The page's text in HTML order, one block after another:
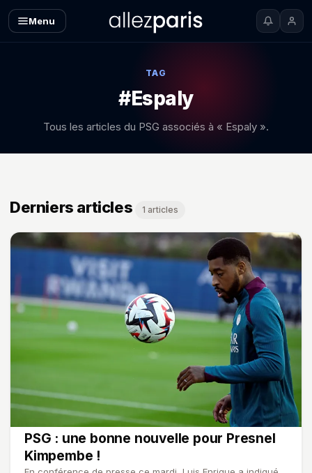
Menu
TAG
#Espaly
Tous les articles du PSG associés à « Espaly ».
Derniers articles 1 articles
PSG : une bonne nouvelle pour Presnel
Kimpembe !